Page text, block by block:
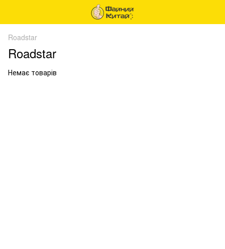
Roadstar
Roadstar
Немає товарів